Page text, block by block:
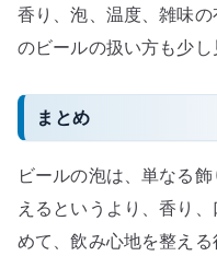
香り、泡、温度、雑味
のビールの扱い方も少し
まとめ
ビールの泡は、単なる
えるというより、香り
めて、飲み心地を整える